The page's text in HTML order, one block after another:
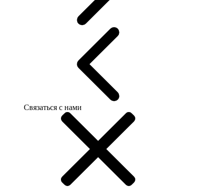
Связаться с нами